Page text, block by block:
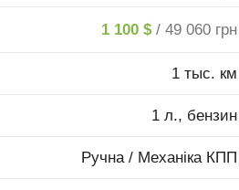
1 100 $ / 49 060 грн
1 тыс. км
1 л., бензин
Ручна / Механіка КПП